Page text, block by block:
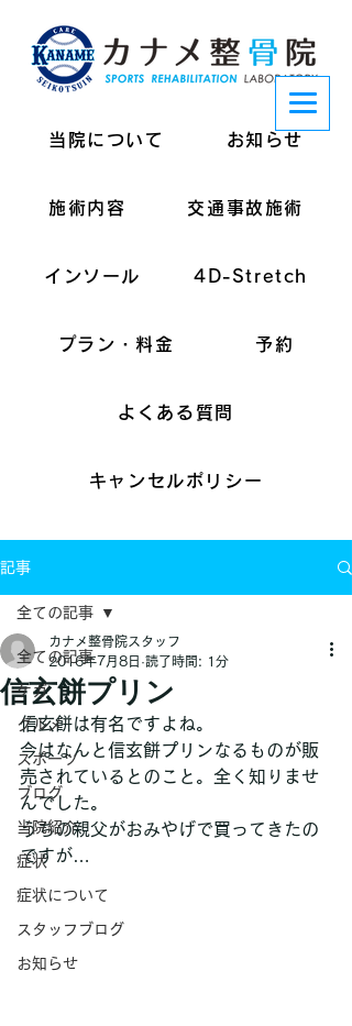
当院について お知らせ
施術内容 交通事故施術
インソール 4D-Stretch
プラン・料金 予約
よくある質問
キャンセルポリシー
記事
全ての記事
ケガ
グルメ
スポーツ
ブログ
当院紹介
症状
症状について
スタッフブログ
お知らせ
全ての記事
信玄餅プリン
カナメ整骨院スタッフ
2016年7月8日 読了時間: 1分
信玄餅は有名ですよね。
今はなんと信玄餅プリンなるものが販
売されているとのこと。全く知りませ
んでした。
うちの親父がおみやげで買ってきたの
ですが…